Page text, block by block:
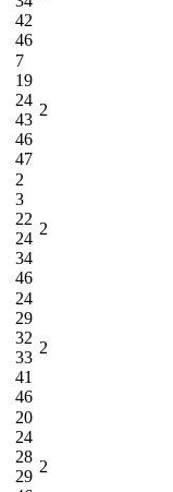
42
46
7
19
24
43
46
47
2
2
3
22
24
34
46
2
24
29
32
33
41
46
2
20
24
28
29
2